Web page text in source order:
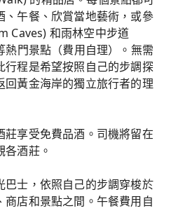
、午餐、欣賞當地藝術，或參
Caves) 和雨林空中步道
門景點（費用自理）。無需
行程是希望按照自己的步調探
回黃金海岸的獨立旅行者的理
享受免費品酒。司機將留在
各酒莊。
巴士，依照自己的步調穿梭於
商店和景點之間。午餐費用自